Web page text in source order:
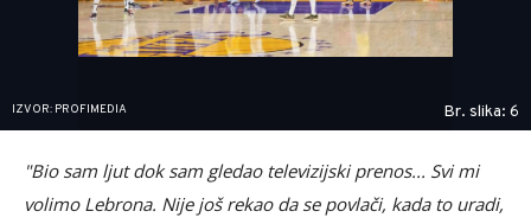
IZVOR: PROFIMEDIA Br. slika: 6
"Bio sam ljut dok sam gledao televizijski prenos... Svi mi
volimo Lebrona. Nije još rekao da se povlači, kada to uradi,